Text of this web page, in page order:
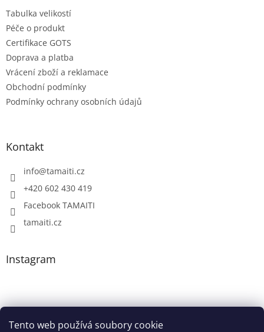
Tento web používá soubory cookie
Tabulka velikostí
Péče o produkt
Certifikace GOTS
Doprava a platba
Vrácení zboží a reklamace
Obchodní podmínky
Podmínky ochrany osobních údajů
Kontakt
info@tamaiti.cz
+420 602 430 419
Facebook TAMAITI
tamaiti.cz
Instagram